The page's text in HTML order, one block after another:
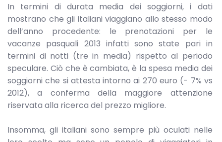
In termini di durata media dei soggiorni, i dati
mostrano che gli italiani viaggiano allo stesso modo
dell’anno procedente: le prenotazioni per le
vacanze pasquali 2013 infatti sono state pari in
termini di notti (tre in media) rispetto al periodo
speculare. Ciò che è cambiata, è la spesa media dei
soggiorni che si attesta intorno ai 270 euro (- 7% vs
2012), a conferma della maggiore attenzione
riservata alla ricerca del prezzo migliore.
Insomma, gli italiani sono sempre più oculati nelle